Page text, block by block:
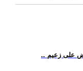
على زعيم